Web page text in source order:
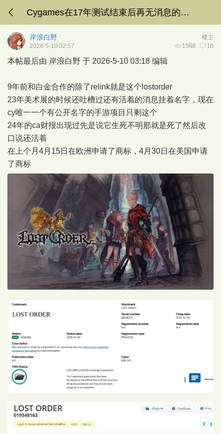
Cygames在17年测试结束后再无消息的Lost Order 最近在欧洲和美国注册商标
楼主
岸浪白野
1508 16
2026-5-10 02:57
本帖最后由 岸浪白野 于 2026-5-10 03:18 编辑
9年前和白金合作的除了relink就是这个lostorder
23年美术展的时候还吐槽过还有活着的消息挂着名字，现在
cy唯一一个有公开名字的手游项目只剩这个
24年的ca财报出现过先是说它生死不明那就是死了然后改
口说还活着
在上个月4月15日在欧洲申请了商标，4月30日在美国申请
了商标